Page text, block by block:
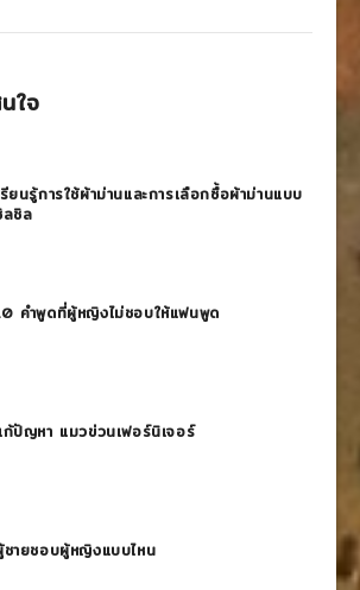
ใจ
รียนรู้การใช้ผ้าม่านและการเลือกซื้อผ้าม่านแบบ
ลชิล
คำพูดที่ผู้หญิงไม่ชอบให้แฟนพูด
ก้ปัญหา แมวข่วนเฟอร์นิเจอร์
ชายชอบผู้หญิงแบบไหน